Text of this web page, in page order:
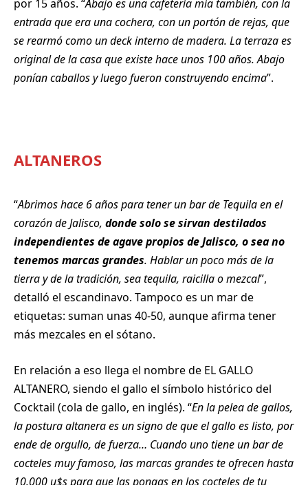
por 15 años. “Abajo es una cafetería mía también, con la
entrada que era una cochera, con un portón de rejas, que
se rearmó como un deck interno de madera. La terraza es
original de la casa que existe hace unos 100 años. Abajo
ponían caballos y luego fueron construyendo encima”.
ALTANEROS
“Abrimos hace 6 años para tener un bar de Tequila en el
corazón de Jalisco, donde solo se sirvan destilados
independientes de agave propios de Jalisco, o sea no
tenemos marcas grandes. Hablar un poco más de la
tierra y de la tradición, sea tequila, raicilla o mezcal”,
detalló el escandinavo. Tampoco es un mar de
etiquetas: suman unas 40-50, aunque afirma tener
más mezcales en el sótano.
En relación a eso llega el nombre de EL GALLO
ALTANERO, siendo el gallo el símbolo histórico del
Cocktail (cola de gallo, en inglés). “En la pelea de gallos,
la postura altanera es un signo de que el gallo es listo, por
ende de orgullo, de fuerza… Cuando uno tiene un bar de
cocteles muy famoso, las marcas grandes te ofrecen hasta
10.000 u$s para que las pongas en los cocteles de tu